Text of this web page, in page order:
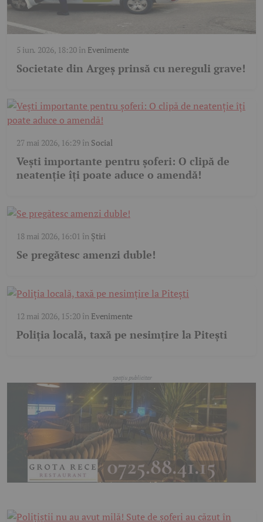
5 iun. 2026, 18:20în Evenimente
Societate din Argeș prinsă cu nereguli grave!
27 mai 2026, 16:29în Social
Vești importante pentru șoferi: O clipă de
neatenție îți poate aduce o amendă!
18 mai 2026, 16:01 în Știri
Se pregătesc amenzi duble!
12 mai 2026, 15:20în Evenimente
Poliția locală, taxă pe nesimțire la Pitești